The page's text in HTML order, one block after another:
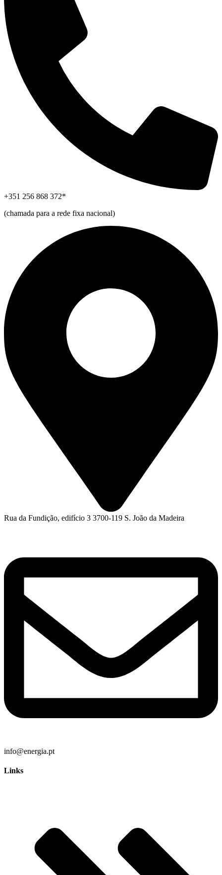
+351 256 868 372*
(chamada para a rede fixa nacional)
Rua da Fundição, edifício 3 3700-119 S. João da Madeira
info@energia.pt
Links